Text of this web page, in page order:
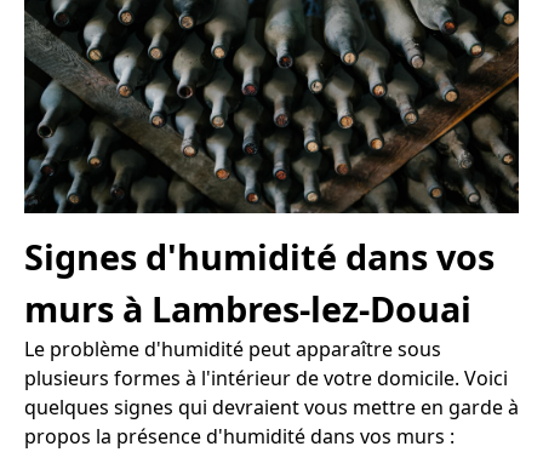
Signes d'humidité dans vos
murs à Lambres-lez-Douai
Le problème d'humidité peut apparaître sous
plusieurs formes à l'intérieur de votre domicile. Voici
quelques signes qui devraient vous mettre en garde à
propos la présence d'humidité dans vos murs :